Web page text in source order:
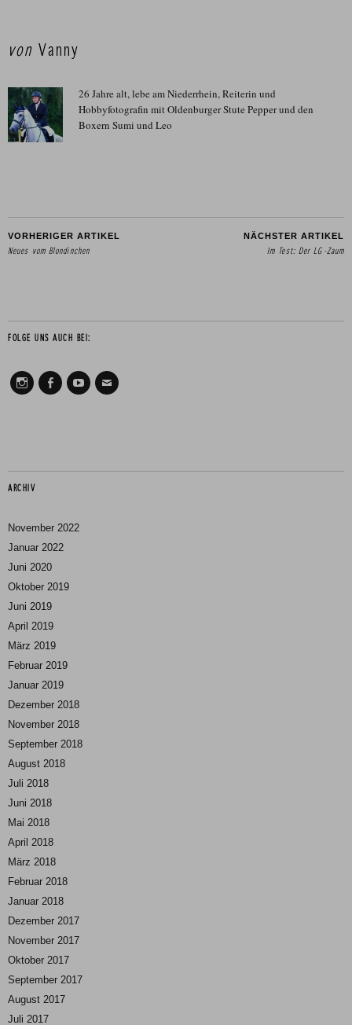
vonVanny
26 Jahre alt, lebe am Niederrhein, Reiterin und
Hobbyfotografin mit Oldenburger Stute Pepper und den
Boxern Sumi und Leo
VORHERIGER ARTIKEL
Neues vom Blondinchen
NÄCHSTER ARTIKEL
Im Test: Der LG-Zaum
FOLGE UNS AUCH BEI:
ARCHIV
November 2022
Januar 2022
Juni 2020
Oktober 2019
Juni 2019
April 2019
März 2019
Februar 2019
Januar 2019
Dezember 2018
November 2018
September 2018
August 2018
Juli 2018
Juni 2018
Mai 2018
April 2018
März 2018
Februar 2018
Januar 2018
Dezember 2017
November 2017
Oktober 2017
September 2017
August 2017
Juli 2017